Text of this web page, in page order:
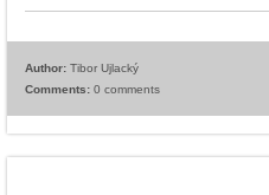
Author: Tibor Ujlacký
Comments: 0 comments